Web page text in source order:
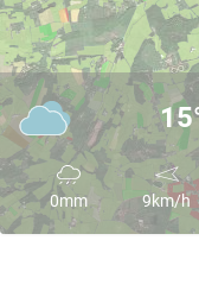
0mm 9km/h